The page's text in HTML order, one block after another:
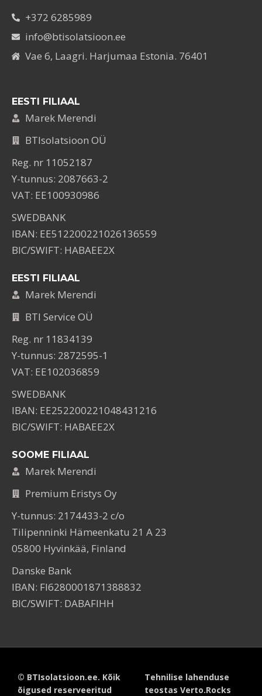
+372 6285989
info@btisolatsioon.ee
Vae 6, Laagri. Harjumaa Estonia. 76401
EESTI FILIAAL
Marek Merendi
BTIsolatsioon OÜ
Reg. nr 11052187
Y-tunnus: 2087663-2
VAT: EE100930986
SWEDBANK
IBAN: EE512200221026136559
BIC/SWIFT: HABAEE2X
EESTI FILIAAL
Marek Merendi
BTI Service OÜ
Reg. nr 11834139
Y-tunnus: 2872595-1
VAT: EE102036859
SWEDBANK
IBAN: EE252200221048431216
BIC/SWIFT: HABAEE2X
SOOME FILIAAL
Marek Merendi
Premium Eristys Oy
Y-tunnus: 2174433-2 c/o
Tilipenninki Hämeenkatu 21 A 23
05800 Hyvinkää, Finland
Danske Bank
IBAN: FI6280001871388832
BIC/SWIFT: DABAFIHH
© BTIsolatsioon.ee. Kõik
õigused reserveeritud
Tehnilise lahenduse
teostas Verto.Rocks